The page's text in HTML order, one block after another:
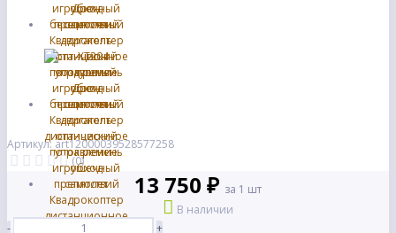
Артикул: art12000039528577258
(0)
13 750 ₽ за 1 шт
В наличии
-
+